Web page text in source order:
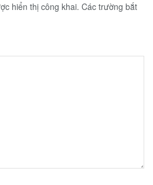
hiển thị công khai. Các trường bắt